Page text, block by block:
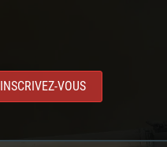
INSCRIVEZ-VOUS